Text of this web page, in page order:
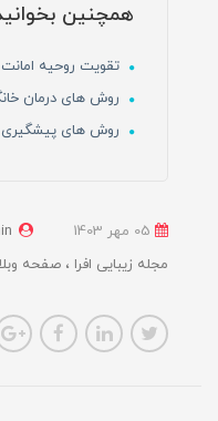
همچنین
تقویت روحیه
روش های درمان
روش های
مجله زیبایی افرا
صفحه